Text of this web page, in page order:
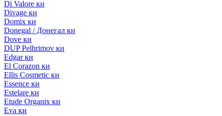
Di Valore ки
Divage ки
Domix ки
Donegal / Донегал ки
Dove ки
DUP Pelhrimov ки
Edgar ки
El Corazon ки
Ellis Cosmetic ки
Essence ки
Estelare ки
Etude Organix ки
Eva ки